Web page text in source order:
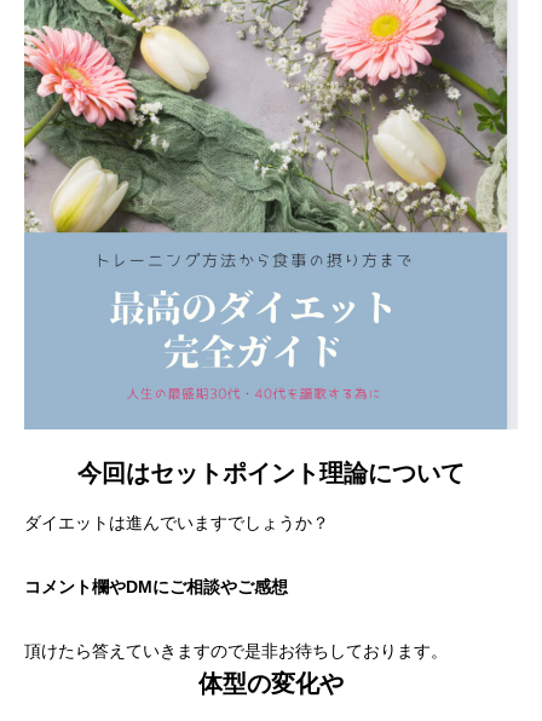
今回はセットポイント理論について
ダイエットは進んでいますでしょうか？
コメント欄やDMにご相談やご感想
頂けたら答えていきますので是非お待ちしております。
体型の変化や